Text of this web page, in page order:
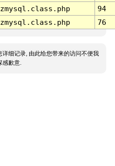
94
76
详细记录, 由此给您带来的访问不便我
感歉意.